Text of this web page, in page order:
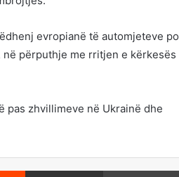
evropianë të automjeteve po
përputhje me rritjen e kërkesës
pas zhvillimeve në Ukrainë dhe
Reddit Share via Email